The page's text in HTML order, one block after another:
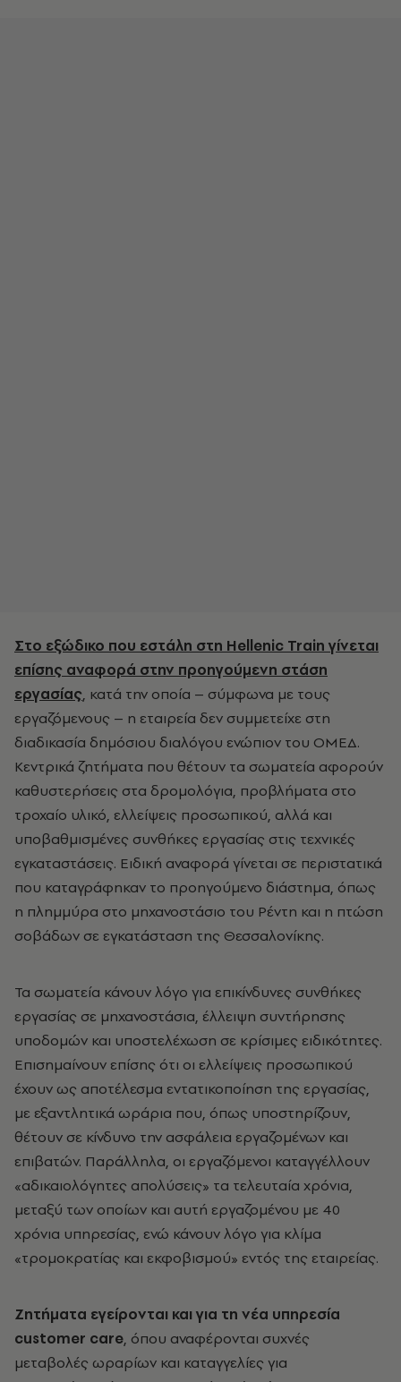
Στο εξώδικο που εστάλη στη Hellenic Train γίνεται
επίσης αναφορά στην προηγούμενη στάση
εργασίας, κατά την οποία – σύμφωνα με τους
εργαζόμενους – η εταιρεία δεν συμμετείχε στη
διαδικασία δημόσιου διαλόγου ενώπιον του ΟΜΕΔ.
Κεντρικά ζητήματα που θέτουν τα σωματεία αφορούν
καθυστερήσεις στα δρομολόγια, προβλήματα στο
τροχαίο υλικό, ελλείψεις προσωπικού, αλλά και
υποβαθμισμένες συνθήκες εργασίας στις τεχνικές
εγκαταστάσεις. Ειδική αναφορά γίνεται σε περιστατικά
που καταγράφηκαν το προηγούμενο διάστημα, όπως
η πλημμύρα στο μηχανοστάσιο του Ρέντη και η πτώση
σοβάδων σε εγκατάσταση της Θεσσαλονίκης.
Τα σωματεία κάνουν λόγο για επικίνδυνες συνθήκες
εργασίας σε μηχανοστάσια, έλλειψη συντήρησης
υποδομών και υποστελέχωση σε κρίσιμες ειδικότητες.
Επισημαίνουν επίσης ότι οι ελλείψεις προσωπικού
έχουν ως αποτέλεσμα εντατικοποίηση της εργασίας,
με εξαντλητικά ωράρια που, όπως υποστηρίζουν,
θέτουν σε κίνδυνο την ασφάλεια εργαζομένων και
επιβατών. Παράλληλα, οι εργαζόμενοι καταγγέλλουν
«αδικαιολόγητες απολύσεις» τα τελευταία χρόνια,
μεταξύ των οποίων και αυτή εργαζομένου με 40
χρόνια υπηρεσίας, ενώ κάνουν λόγο για κλίμα
«τρομοκρατίας και εκφοβισμού» εντός της εταιρείας.
Ζητήματα εγείρονται και για τη νέα υπηρεσία
customer care, όπου αναφέρονται συχνές
μεταβολές ωραρίων και καταγγελίες για